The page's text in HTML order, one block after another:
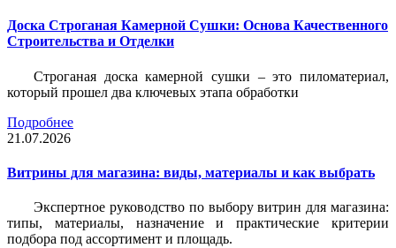
Доска Строганая Камерной Сушки: Основа Качественного
Строительства и Отделки
Строганая доска камерной сушки – это пиломатериал,
который прошел два ключевых этапа обработки
Подробнее
21.07.2026
Витрины для магазина: виды, материалы и как выбрать
Экспертное руководство по выбору витрин для магазина:
типы, материалы, назначение и практические критерии
подбора под ассортимент и площадь.